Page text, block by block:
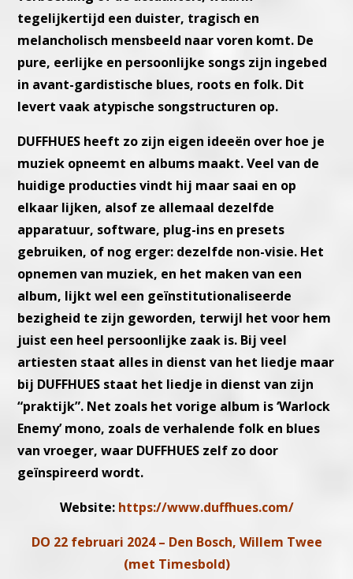
tegelijkertijd een duister, tragisch en
melancholisch mensbeeld naar voren komt. De
pure, eerlijke en persoonlijke songs zijn ingebed
in avant-gardistische blues, roots en folk. Dit
levert vaak atypische songstructuren op.
DUFFHUES heeft zo zijn eigen ideeën over hoe je
muziek opneemt en albums maakt. Veel van de
huidige producties vindt hij maar saai en op
elkaar lijken, alsof ze allemaal dezelfde
apparatuur, software, plug-ins en presets
gebruiken, of nog erger: dezelfde non-visie. Het
opnemen van muziek, en het maken van een
album, lijkt wel een geïnstitutionaliseerde
bezigheid te zijn geworden, terwijl het voor hem
juist een heel persoonlijke zaak is. Bij veel
artiesten staat alles in dienst van het liedje maar
bij DUFFHUES staat het liedje in dienst van zijn
“praktijk”. Net zoals het vorige album is ‘Warlock
Enemy’ mono, zoals de verhalende folk en blues
van vroeger, waar DUFFHUES zelf zo door
geïnspireerd wordt.
Website: https://www.duffhues.com/
DO 22 februari 2024 – Den Bosch, Willem Twee
(met Timesbold)